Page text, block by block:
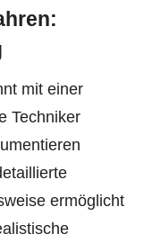
mit einer
Techniker
ermöglicht